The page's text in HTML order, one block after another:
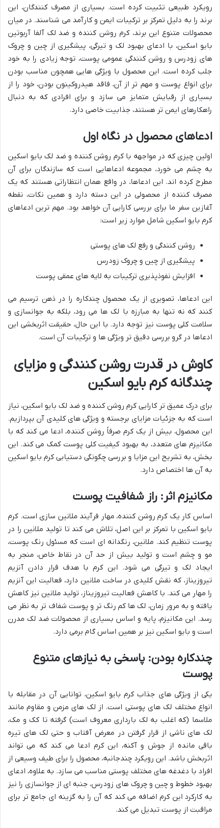
رویکرد طبیعی تثبیت کرده است. بسیاری از مصرف کنندگان، این
برند را به دلیل تمرکز بر ترکیبات ایمن و کارآمد می شناسند. در میان
محصولات متنوع این برند، کرم روشن کننده و ضد لک آلفا آربوتین
بایو اسکین، با ادعای بهبود لک و تیرگی، پیشگیری از چین و چروک
های زودرس و روشن کنندگی عمومی پوست، توجه زیادی را به خود
جلب کرده است. این محصول با ویژگی هایی همچون مناسب بودن
برای انواع پوست و مهم تر از آن، فاقد هیدروکینون بودن، خود را از
بسیاری از رقبایش متمایز می سازد و برای افرادی که به دنبال
راهکارهای ایمن تر هستند، جذابیت خاصی دارد.
ادعاهای محصول در نگاه اول
اولین چیزی که در مواجهه با کرم روشن کننده و ضد لک بایو اسکین
به چشم می خورد، مجموعه ادعاهایی است که سازندگان برای آن
مطرح کرده اند. این ادعاها، در واقع همان انتظاراتی هستند که یک
مصرف کننده از محصولی در این دسته دارد و همین نکات، نقطه
آغازین سفر ما برای بررسی کارایی آن خواهد بود. مهم ترین ادعاهای
کرم بایو اسکین شامل موارد زیر است:
روشن کنندگی و رفع لک های پوستی
پیشگیری از چین و چروک زودرس
افزایش نفوذپذیری ترکیبات به لایه های عمقی پوست
این ادعاها، تصویری از یک محصول چندکاره را در ذهن ترسیم می
کنند که نه تنها به مبارزه با لک ها می رود، بلکه به جوانسازی و
سلامت کلی پوست نیز توجه دارد. با این حال، حقیقت اثربخشی این
ادعاها در گرو بررسی دقیق تر ویژگی ها و ترکیبات آن است.
کاوش در قدرت روشن کنندگی و مزایای
چندگانه کرم بایو اسکین
برای درک عمیق تر کارایی کرم روشن کننده و ضد لک بایو اسکین، نیاز
است که به جزئیات مزایای برجسته و ویژگی های کلیدی آن بپردازیم.
این محصول، بیش از یک کرم صرفاً روشن کننده، ادعا می کند که با
مکانیزم های متعدد، به بهبود کیفیت کلی پوست کمک می کند. این
بخش، به تشریح این مزایا و بررسی چگونگی دستیابی کرم بایو اسکین
به آن ها اختصاص دارد.
مکانیزم اثر: راز شفافیت پوست
اساس کار یک کرم روشن کننده، مهار فرآیند ملانین سازی است. کرم
بایو اسکین با تمرکز بر این اصل، تلاش می کند تا تولید ملانین را در
پوست تنظیم کند. ملانین، رنگدانه ای است که مسئول رنگ پوست،
مو و چشم است و تولید بیش از حد آن در نقاط خاص، منجر به
ایجاد لک و تیرگی می شود. این کرم با هدف قرار دادن آنزیم
تیروزیناز، که نقش کلیدی در ساخت ملانین دارد، فعالیت این آنزیم
را مهار می کند. با کاهش فعالیت تیروزیناز، تولید ملانین نیز کاهش
یافته و به مرور زمان، لک ها کم رنگ تر و پوست شفاف تر به نظر می
رسد. این مکانیزم، پایه و اساس بسیاری از محصولات ضد لک مدرن
است و بایو اسکین نیز بر همین اساس گام برمی دارد.
چندکاره بودن: پاسخی به نیازهای متنوع
پوست
یکی از ویژگی های جذاب کرم بایو اسکین، توانایی آن در مقابله با
انواع مختلف لک های پوستی است. از لک های مزمن و مقاوم مانند
ملاسما (که اغلب به لک بارداری معروف است) گرفته تا کک و مک،
لک های ناشی از قرار گرفتن در معرض آفتاب و حتی لک های تیره
باقی مانده از جوش و آکنه، این کرم ادعا می کند که می تواند
اثربخش باشد. این رویکرد چندجانبه، محصول را برای طیف وسیعی از
افراد با دغدغه های مختلف پوستی مناسب می سازد. به علاوه، ادعای
بهبود خطوط و چین و چروک های زودرس، جنبه ای از جوانسازی را نیز
به کارکرد این کرم اضافه می کند که آن را به گزینه ای جامع تر برای
مراقبت از پوست تبدیل می کند.